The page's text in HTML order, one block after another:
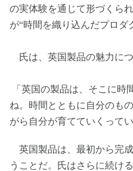
の実体験を通じて形づくら
が“時間を織り込んだプロダ
氏は、英国製品の魅力につ
「英国の製品は、そこに時
ね。時間とともに自分のも
がら自分が育てていくって
英国製品は、最初から完
うことだ。氏はさらに続ける